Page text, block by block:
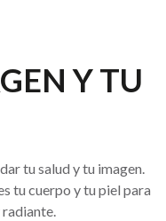
Y TU
tu salud y tu imagen.
tu cuerpo y tu piel para
radiante.